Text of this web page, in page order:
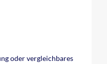
oder vergleichbares